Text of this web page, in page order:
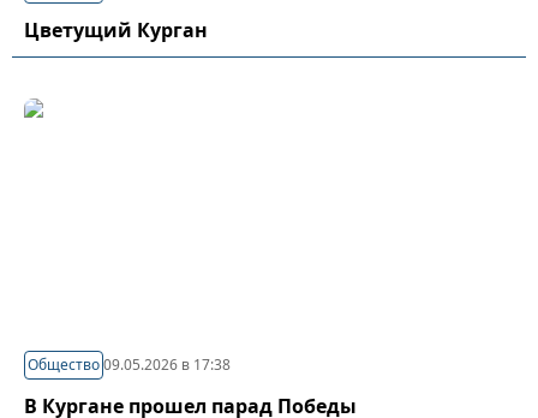
Цветущий Курган
Общество09.05.2026 в 17:38
В Кургане прошел парад Победы